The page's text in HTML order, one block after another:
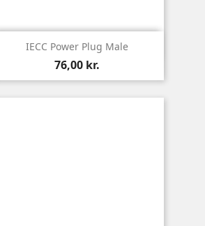
 Vis
IECC Power Plug Male
76,00 kr.